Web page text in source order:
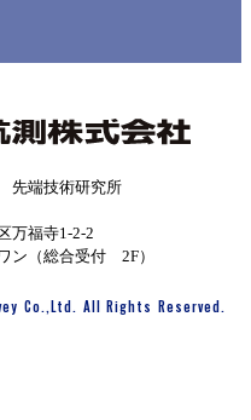
先端技術研究所
万福寺1-2-2
ン（総合受付 2F）
Co.,Ltd. All Rights Reserved.